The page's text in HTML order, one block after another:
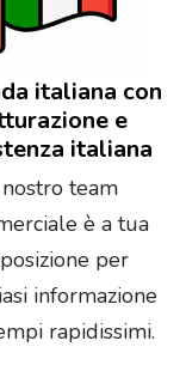
italiana con
e
italiana
team
è a tua
per
informazione
rapidissimi.